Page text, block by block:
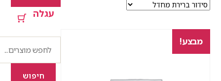
מבצע!
עגלה
חיפוש